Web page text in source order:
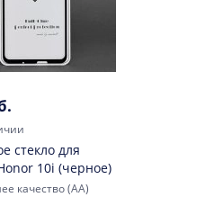
стекло для
10i (черное)
качество (AA)